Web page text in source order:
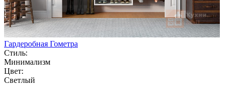
Гардеробная Гометра
Стиль:
Минимализм
Цвет:
Светлый